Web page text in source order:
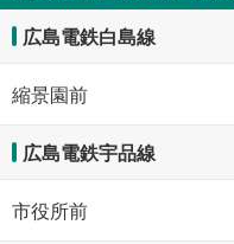
広島電鉄白島線
縮景園前
広島電鉄宇品線
市役所前